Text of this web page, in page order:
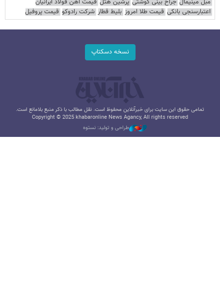
اعتبارسنجی بانکی قیمت طلا امروز بلیط قطار شرکت رادوکو قیمت پروفیل
نسخه دسکتاپ
تمامی حقوق این سایت برای خبرآنلاین محفوظ است. نقل مطالب با ذکر منبع بلامانع است.
Copyright © 2025 khabaronline News Agancy, All rights reserved
طراحی و تولید: نستوه